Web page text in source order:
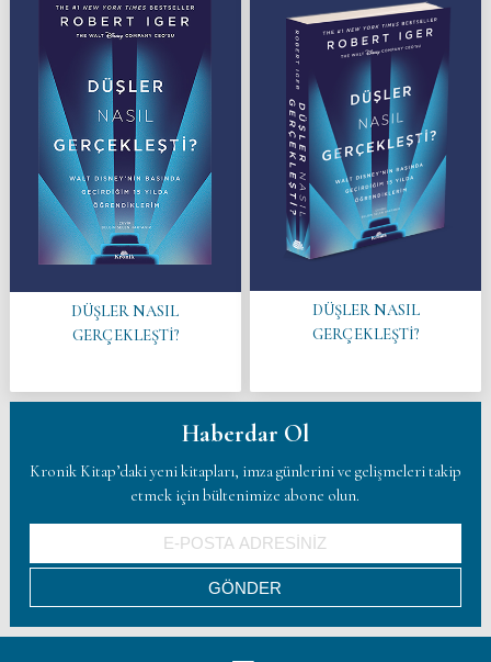
DÜŞLER NASIL
GERÇEKLEŞTİ?
DÜŞLER NASIL
GERÇEKLEŞTİ?
Haberdar Ol
Kronik Kitap’daki yeni kitapları, imza günlerini ve gelişmeleri takip
etmek için bültenimize abone olun.